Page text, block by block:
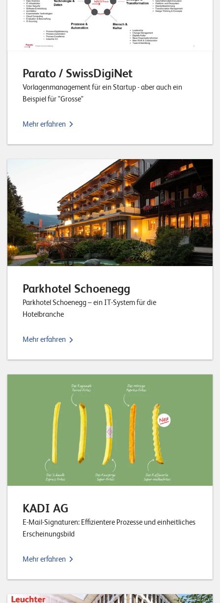
Parato / SwissDigiNet
Vorlagenmanagement für ein Startup - aber auch ein
Beispiel für "Grosse"
Mehr erfahren
Parkhotel Schoenegg
Parkhotel Schoenegg – ein IT-System für die
Hotelbranche
Mehr erfahren
KADI AG
E-Mail-Signaturen: Effizientere Prozesse und einheitliches
Erscheinungsbild
Mehr erfahren